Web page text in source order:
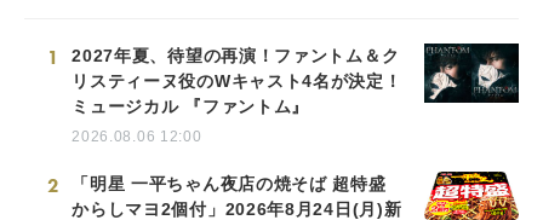
1
2027年夏、待望の再演！ファントム＆ク
リスティーヌ役のWキャスト4名が決定！
ミュージカル 『ファントム』
2026.08.06 12:00
2
「明星 一平ちゃん夜店の焼そば 超特盛
からしマヨ2個付」2026年8月24日(月)新